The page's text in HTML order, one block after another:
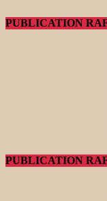
PUBLICATION
PUBLICATION